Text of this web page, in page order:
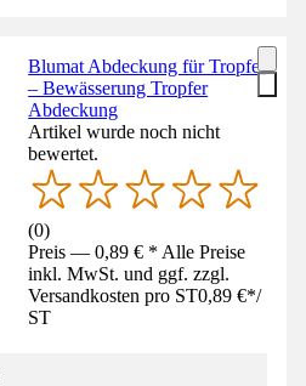
Blumat Abdeckung für Tropfer
– Bewässerung Tropfer
Abdeckung
Artikel wurde noch nicht
bewertet.
(0)
Preis — 0,89 € * Alle Preise
inkl. MwSt. und ggf. zzgl.
Versandkosten pro ST0,89 €*/
ST